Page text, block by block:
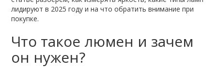
лидируют в 2025 году и на что обратить внимание при
покупке.
Что такое люмен и зачем
он нужен?